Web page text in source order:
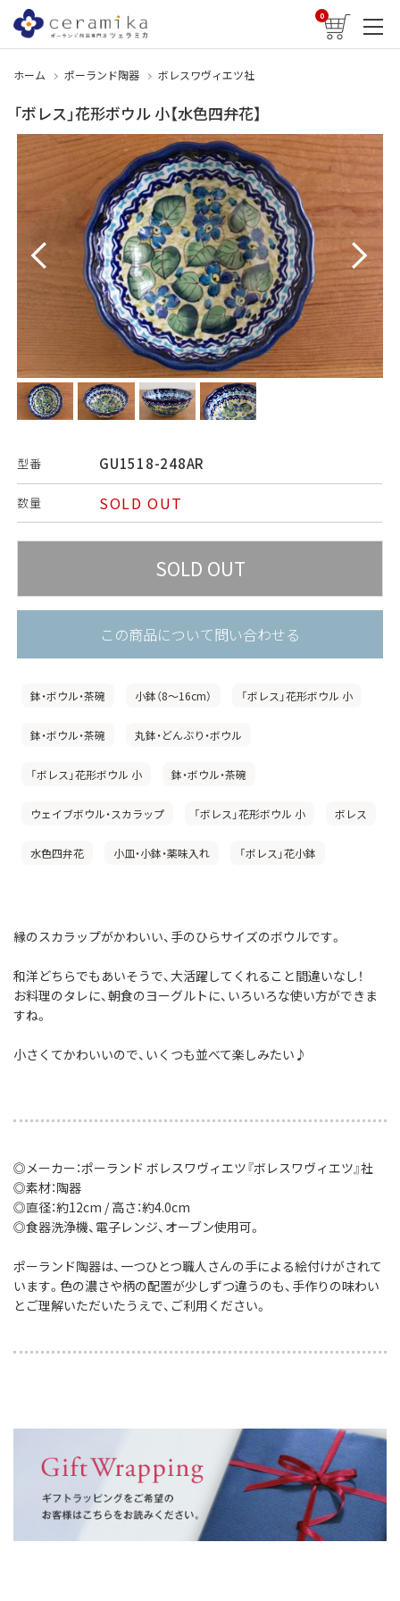
0
ホーム ポーランド陶器 ボレスワヴィエツ社
「ボレス」花形ボウル 小【水色四弁花】
型番 GU1518-248AR
数量 SOLD OUT
この商品について問い合わせる
鉢・ボウル・茶碗 小鉢（8〜16cm） 「ボレス」花形ボウル 小
鉢・ボウル・茶碗 丸鉢・どんぶり・ボウル
「ボレス」花形ボウル 小 鉢・ボウル・茶碗
ウェイブボウル・スカラップ 「ボレス」花形ボウル 小 ボレス
水色四弁花 小皿・小鉢・薬味入れ 「ボレス」花小鉢
縁のスカラップがかわいい、手のひらサイズのボウルです。
和洋どちらでもあいそうで、大活躍してくれること間違いなし！
お料理のタレに、朝食のヨーグルトに、いろいろな使い方ができま
すね。
小さくてかわいいので、いくつも並べて楽しみたい♪
◎メーカー：ポーランド ボレスワヴィエツ『ボレスワヴィエツ』社
◎素材：陶器
◎直径：約12cm / 高さ：約4.0cm
◎食器洗浄機、電子レンジ、オーブン使用可。
ポーランド陶器は、一つひとつ職人さんの手による絵付けがされて
います。色の濃さや柄の配置が少しずつ違うのも、手作りの味わい
とご理解いただいたうえで、ご利用ください。